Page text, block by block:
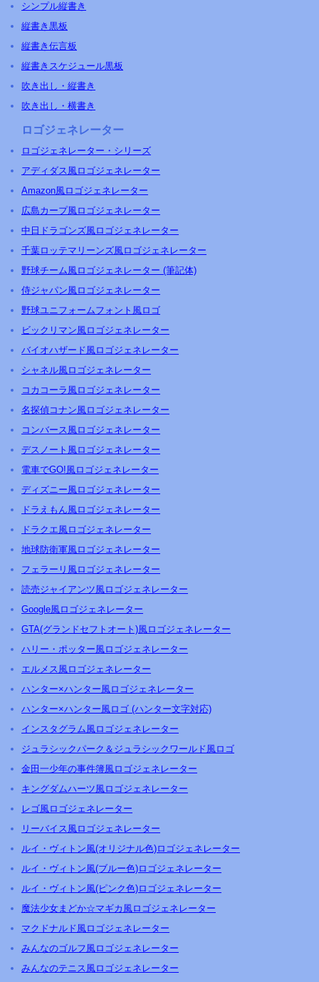
シンプル縦書き
縦書き黒板
縦書き伝言板
縦書きスケジュール黒板
吹き出し・縦書き
吹き出し・横書き
ロゴジェネレーター
ロゴジェネレーター・シリーズ
アディダス風ロゴジェネレーター
Amazon風ロゴジェネレーター
広島カープ風ロゴジェネレーター
中日ドラゴンズ風ロゴジェネレーター
千葉ロッテマリーンズ風ロゴジェネレーター
野球チーム風ロゴジェネレーター (筆記体)
侍ジャパン風ロゴジェネレーター
野球ユニフォームフォント風ロゴ
ビックリマン風ロゴジェネレーター
バイオハザード風ロゴジェネレーター
シャネル風ロゴジェネレーター
コカコーラ風ロゴジェネレーター
名探偵コナン風ロゴジェネレーター
コンバース風ロゴジェネレーター
デスノート風ロゴジェネレーター
電車でGO!風ロゴジェネレーター
ディズニー風ロゴジェネレーター
ドラえもん風ロゴジェネレーター
ドラクエ風ロゴジェネレーター
地球防衛軍風ロゴジェネレーター
フェラーリ風ロゴジェネレーター
読売ジャイアンツ風ロゴジェネレーター
Google風ロゴジェネレーター
GTA(グランドセフトオート)風ロゴジェネレーター
ハリー・ポッター風ロゴジェネレーター
エルメス風ロゴジェネレーター
ハンター×ハンター風ロゴジェネレーター
ハンター×ハンター風ロゴ (ハンター文字対応)
インスタグラム風ロゴジェネレーター
ジュラシックパーク＆ジュラシックワールド風ロゴ
金田一少年の事件簿風ロゴジェネレーター
キングダムハーツ風ロゴジェネレーター
レゴ風ロゴジェネレーター
リーバイス風ロゴジェネレーター
ルイ・ヴィトン風(オリジナル色)ロゴジェネレーター
ルイ・ヴィトン風(ブルー色)ロゴジェネレーター
ルイ・ヴィトン風(ピンク色)ロゴジェネレーター
魔法少女まどか☆マギカ風ロゴジェネレーター
マクドナルド風ロゴジェネレーター
みんなのゴルフ風ロゴジェネレーター
みんなのテニス風ロゴジェネレーター